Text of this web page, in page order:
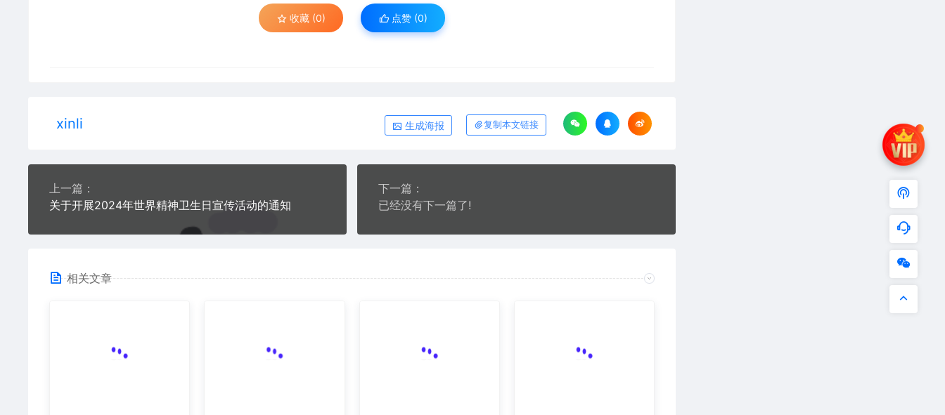
收藏 (0) 点赞 (0)
xinli 生成海报 复制本文链接
上一篇：
关于开展2024年世界精神卫生日宣传活动的通知
下一篇：
已经没有下一篇了!
相关文章